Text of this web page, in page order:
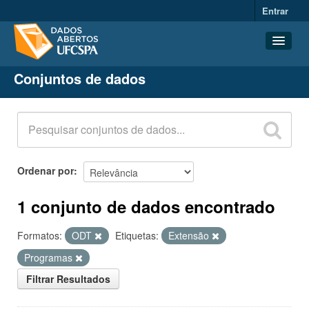
Entrar
Conjuntos de dados
Organizações
Grupos
Sobre
Conjuntos de dados
Ordenar por
1 conjunto de dados encontrado
Formatos: ODT Etiquetas:
Extensão
Programas
Filtrar Resultados